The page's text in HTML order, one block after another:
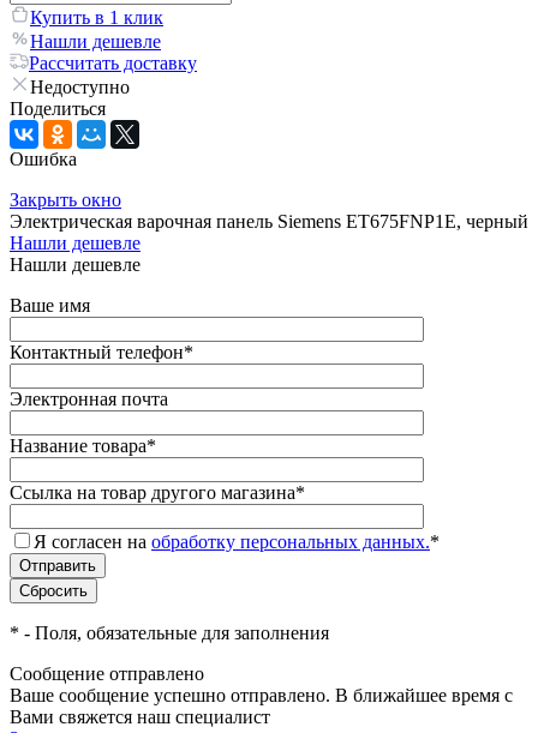
Купить в 1 клик
Нашли дешевле
Рассчитать доставку
Недоступно
Поделиться
Ошибка
Закрыть окно
Электрическая варочная панель Siemens ET675FNP1E, черный
Нашли дешевле
Нашли дешевле
Ваше имя
Контактный телефон*
Электронная почта
Название товара*
Ссылка на товар другого магазина*
Я согласен на обработку персональных данных.*
* - Поля, обязательные для заполнения
Сообщение отправлено
Ваше сообщение успешно отправлено. В ближайшее время с
Вами свяжется наш специалист